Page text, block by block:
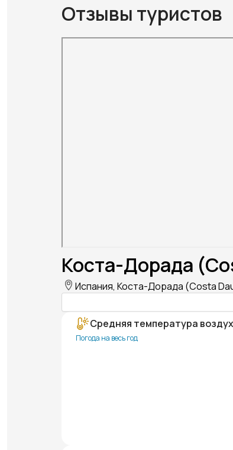
Отзывы туристов
Коста-Дорада
Испания, Коста-Дорада (Costa
Средняя температура
Погода на весь год